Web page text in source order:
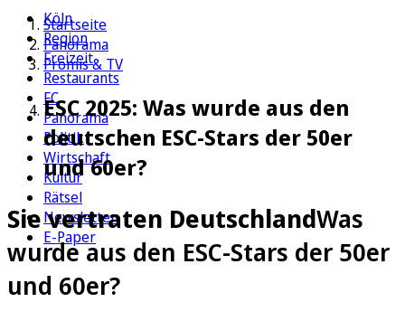
Köln
Region
Freizeit
Restaurants
FC
Panorama
Politik
Wirtschaft
Kultur
Rätsel
Newsletter
E-Paper
Startseite
Panorama
Promis & TV
ESC 2025: Was wurde aus den
deutschen ESC-Stars der 50er
und 60er?
Sie vertraten DeutschlandWas
wurde aus den ESC-Stars der 50er
und 60er?